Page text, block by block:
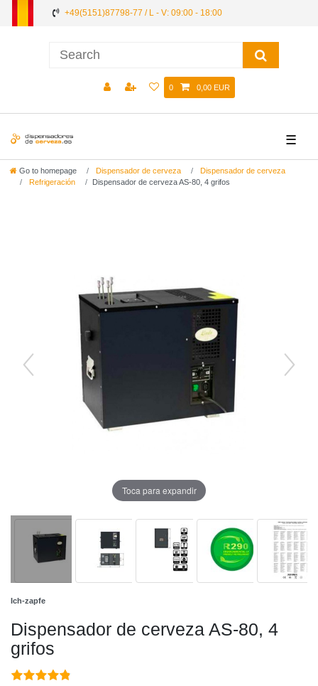
+49(5151)87798-77 / L - V: 09:00 - 18:00
0 0,00 EUR
☰
Go to homepage Dispensador de cerveza
Dispensador de cerveza
Refrigeración
Dispensador de cerveza AS-80, 4 grifos
Toca para expandir
Ich-zapfe
Dispensador de cerveza AS-80, 4
grifos